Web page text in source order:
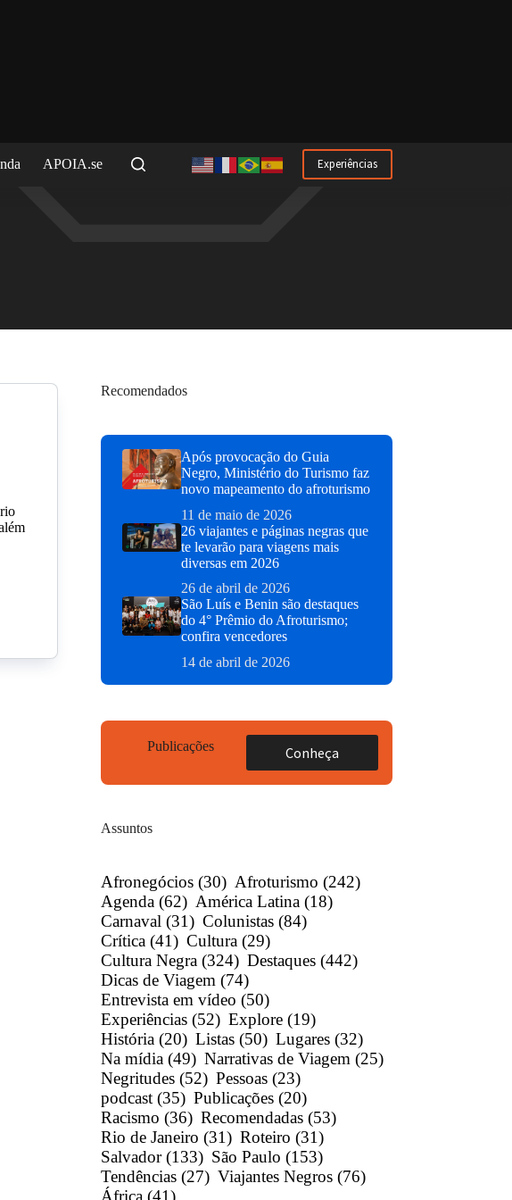
APOIA.se Experiências
Recomendados
Após provocação do Guia
Negro, Ministério do Turismo faz
novo mapeamento do afroturismo
11 de maio de 2026
26 viajantes e páginas negras que
te levarão para viagens mais
diversas em 2026
26 de abril de 2026
São Luís e Benin são destaques
do 4° Prêmio do Afroturismo;
confira vencedores
14 de abril de 2026
Publicações Conheça
Assuntos
Afronegócios (30) Afroturismo (242)
Agenda (62) América Latina (18)
Carnaval (31) Colunistas (84)
Crítica (41) Cultura (29)
Cultura Negra (324) Destaques (442)
Dicas de Viagem (74)
Entrevista em vídeo (50)
Experiências (52) Explore (19)
História (20) Listas (50) Lugares (32)
Na mídia (49) Narrativas de Viagem (25)
Negritudes (52) Pessoas (23)
podcast (35) Publicações (20)
Racismo (36) Recomendadas (53)
Rio de Janeiro (31) Roteiro (31)
Salvador (133) São Paulo (153)
Tendências (27) Viajantes Negros (76)
África (41)